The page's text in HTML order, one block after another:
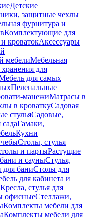
Детские
защитные чехлы
фурнитура и
Комплектующие для
кроватокАксессуары
мебелиМебельная
для
для самых
Пеленальные
манежиМатрасы в
в кроваткуСадовая
стульяСадовые,
Гамаки,
Кухни
Столы, стулья
и партыРастущие
и сауныСтулья,
баниСтолы для
для кабинета и
Кресла, стулья для
офисныеСтеллажи,
Комплекты мебели для
Комплекты мебели для